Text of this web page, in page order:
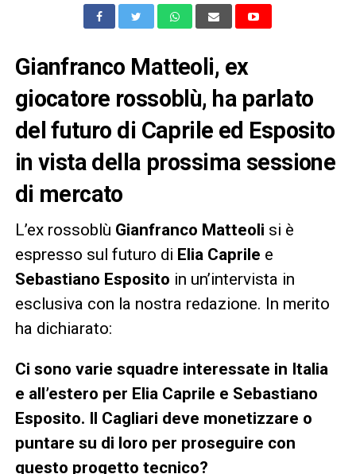
Gianfranco Matteoli, ex
giocatore rossoblù, ha parlato
del futuro di Caprile ed Esposito
in vista della prossima sessione
di mercato
L’ex rossoblù Gianfranco Matteoli si è
espresso sul futuro di Elia Caprile e
Sebastiano Esposito in un’intervista in
esclusiva con la nostra redazione. In merito
ha dichiarato:
Ci sono varie squadre interessate in Italia
e all’estero per Elia Caprile e Sebastiano
Esposito. Il Cagliari deve monetizzare o
puntare su di loro per proseguire con
questo progetto tecnico?